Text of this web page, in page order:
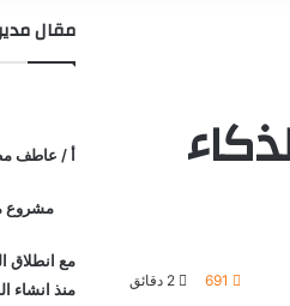
691
مقال
أ / عاطف
مشروع
مع انطلاق